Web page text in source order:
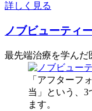
詳しく見る
ノブビューティ
最先端治療を学んだ
「アフターフ
当」という、
ます。